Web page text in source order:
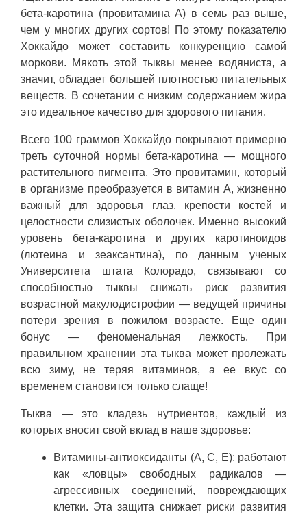
бета-каротина (провитамина А) в семь раз выше,
чем у многих других сортов! По этому показателю
Хоккайдо может составить конкуренцию самой
моркови. Мякоть этой тыквы менее водяниста, а
значит, обладает большей плотностью питательных
веществ. В сочетании с низким содержанием жира
это идеальное качество для здорового питания.
Всего 100 граммов Хоккайдо покрывают примерно
треть суточной нормы бета-каротина — мощного
растительного пигмента. Это провитамин, который
в организме преобразуется в витамин А, жизненно
важный для здоровья глаз, крепости костей и
целостности слизистых оболочек. Именно высокий
уровень бета-каротина и других каротиноидов
(лютеина и зеаксантина), по данным ученых
Университета штата Колорадо, связывают со
способностью тыквы снижать риск развития
возрастной макулодистрофии — ведущей причины
потери зрения в пожилом возрасте. Еще один
бонус — феноменальная лежкость. При
правильном хранении эта тыква может пролежать
всю зиму, не теряя витаминов, а ее вкус со
временем становится только слаще!
Тыква — это кладезь нутриентов, каждый из
которых вносит свой вклад в наше здоровье:
Витамины-антиоксиданты (A, C, E): работают
как «ловцы» свободных радикалов —
агрессивных соединений, повреждающих
клетки. Эта защита снижает риски развития